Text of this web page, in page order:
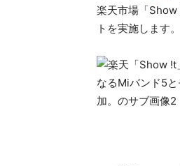
楽天市場「
トを実施します。